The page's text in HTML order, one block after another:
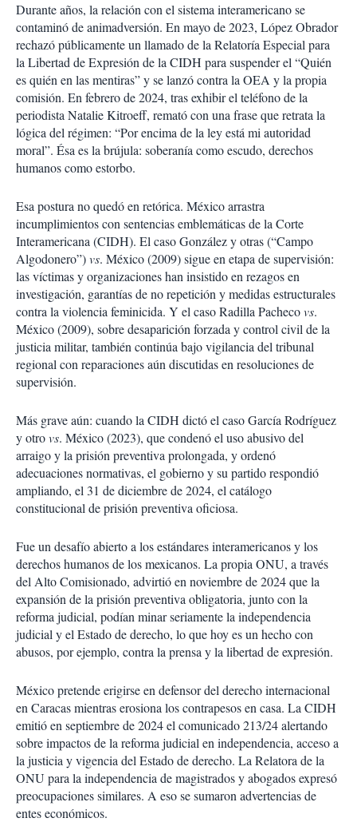
Durante años, la relación con el sistema interamericano se
contaminó de animadversión. En mayo de 2023, López Obrador
rechazó públicamente un llamado de la Relatoría Especial para
la Libertad de Expresión de la CIDH para suspender el “Quién
es quién en las mentiras” y se lanzó contra la OEA y la propia
comisión. En febrero de 2024, tras exhibir el teléfono de la
periodista Natalie Kitroeff, remató con una frase que retrata la
lógica del régimen: “Por encima de la ley está mi autoridad
moral”. Ésa es la brújula: soberanía como escudo, derechos
humanos como estorbo.
Esa postura no quedó en retórica. México arrastra
incumplimientos con sentencias emblemáticas de la Corte
Interamericana (CIDH). El caso González y otras (“Campo
Algodonero”)vs. México (2009) sigue en etapa de supervisión:
las víctimas y organizaciones han insistido en rezagos en
investigación, garantías de no repetición y medidas estructurales
contra la violencia feminicida. Y el caso Radilla Pachecovs.
México (2009), sobre desaparición forzada y control civil de la
justicia militar, también continúa bajo vigilancia del tribunal
regional con reparaciones aún discutidas en resoluciones de
supervisión.
Más grave aún: cuando la CIDH dictó el caso García Rodríguez
y otrovs. México (2023), que condenó el uso abusivo del
arraigo y la prisión preventiva prolongada, y ordenó
adecuaciones normativas, el gobierno y su partido respondió
ampliando, el 31 de diciembre de 2024, el catálogo
constitucional de prisión preventiva oficiosa.
Fue un desafío abierto a los estándares interamericanos y los
derechos humanos de los mexicanos. La propia ONU, a través
del Alto Comisionado, advirtió en noviembre de 2024 que la
expansión de la prisión preventiva obligatoria, junto con la
reforma judicial, podían minar seriamente la independencia
judicial y el Estado de derecho, lo que hoy es un hecho con
abusos, por ejemplo, contra la prensa y la libertad de expresión.
México pretende erigirse en defensor del derecho internacional
en Caracas mientras erosiona los contrapesos en casa. La CIDH
emitió en septiembre de 2024 el comunicado 213/24 alertando
sobre impactos de la reforma judicial en independencia, acceso a
la justicia y vigencia del Estado de derecho. La Relatora de la
ONU para la independencia de magistrados y abogados expresó
preocupaciones similares. A eso se sumaron advertencias de
entes económicos.